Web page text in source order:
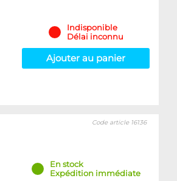
Indisponible
Délai inconnu
Ajouter au panier
Code article 16136
En stock
Expédition immédiate